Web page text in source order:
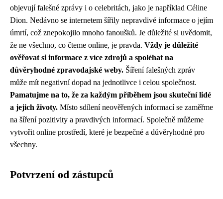
objevují falešné zprávy i o celebritách, jako je například Céline
Dion. Nedávno se internetem šířily nepravdivé informace o jejím
úmrtí, což znepokojilo mnoho fanoušků. Je důležité si uvědomit,
že ne všechno, co čteme online, je pravda. Vždy je důležité
ověřovat si informace z více zdrojů a spoléhat na
důvěryhodné zpravodajské weby. Šíření falešných zpráv
může mít negativní dopad na jednotlivce i celou společnost.
Pamatujme na to, že za každým příběhem jsou skuteční lidé
a jejich životy. Místo sdílení neověřených informací se zaměřme
na šíření pozitivity a pravdivých informací. Společně můžeme
vytvořit online prostředí, které je bezpečné a důvěryhodné pro
všechny.
Potvrzení od zástupců